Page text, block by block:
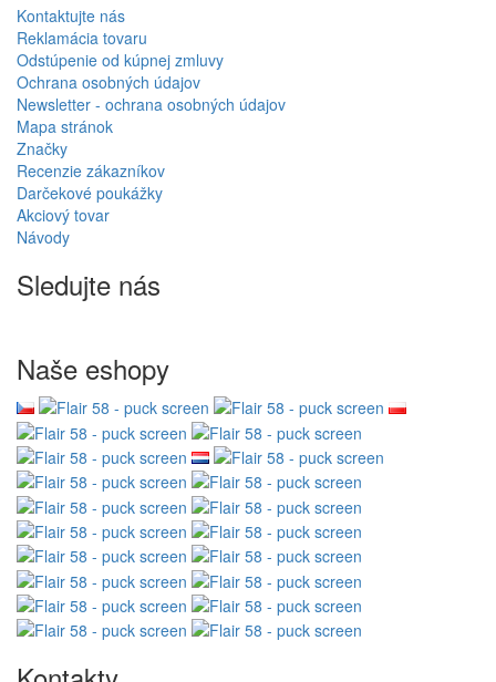
Kontaktujte nás
Reklamácia tovaru
Odstúpenie od kúpnej zmluvy
Ochrana osobných údajov
Newsletter - ochrana osobných údajov
Mapa stránok
Značky
Recenzie zákazníkov
Darčekové poukážky
Akciový tovar
Návody
Sledujte nás
Naše eshopy